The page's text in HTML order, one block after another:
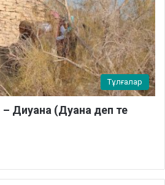
Тұлғалар
Диуана (Дуана деп те